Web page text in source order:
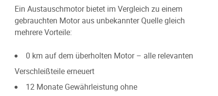
Ein Austauschmotor bietet im Vergleich zu einem
gebrauchten Motor aus unbekannter Quelle gleich
mehrere Vorteile:
0 km auf dem überholten Motor – alle relevanten
Verschleißteile erneuert
12 Monate Gewährleistung ohne